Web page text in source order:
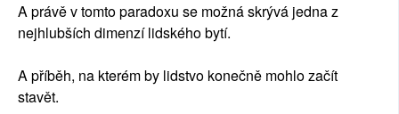
A právě v tomto paradoxu se možná skrývá jedna z
nejhlubších dimenzí lidského bytí.
A příběh, na kterém by lidstvo konečně mohlo začít
stavět.